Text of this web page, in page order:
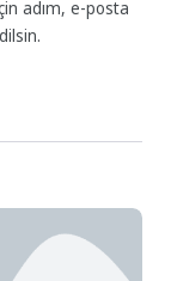
adım, e-posta